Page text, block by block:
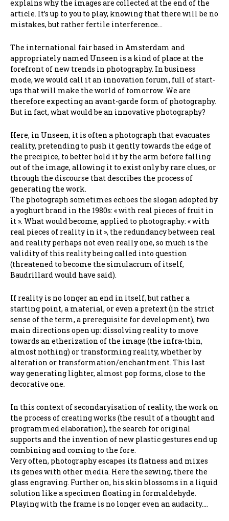
explains why the images are collected at the end of the
article. It’s up to you to play, knowing that there will be no
mistakes, but rather fertile interference…
The international fair based in Amsterdam and
appropriately named Unseen is a kind of place at the
forefront of new trends in photography. In business
mode, we would call it an innovation forum, full of start-
ups that will make the world of tomorrow. We are
therefore expecting an avant-garde form of photography.
But in fact, what would be an innovative photography?
Here, in Unseen, it is often a photograph that evacuates
reality, pretending to push it gently towards the edge of
the precipice, to better hold it by the arm before falling
out of the image, allowing it to exist only by rare clues, or
through the discourse that describes the process of
generating the work.
The photograph sometimes echoes the slogan adopted by
a yoghurt brand in the 1980s: « with real pieces of fruit in
it ». What would become, applied to photography: « with
real pieces of reality in it », the redundancy between real
and reality perhaps not even really one, so much is the
validity of this reality being called into question
(threatened to become the simulacrum of itself,
Baudrillard would have said).
If reality is no longer an end in itself, but rather a
starting point, a material, or even a pretext (in the strict
sense of the term, a prerequisite for development), two
main directions open up: dissolving reality to move
towards an etherization of the image (the infra-thin,
almost nothing) or transforming reality, whether by
alteration or transformation/enchantment. This last
way generating lighter, almost pop forms, close to the
decorative one.
In this context of secondaryisation of reality, the work on
the process of creating works (the result of a thought and
programmed elaboration), the search for original
supports and the invention of new plastic gestures end up
combining and coming to the fore.
Very often, photography escapes its flatness and mixes
its genes with other media. Here the sewing, there the
glass engraving. Further on, his skin blossoms in a liquid
solution like a specimen floating in formaldehyde.
Playing with the frame is no longer even an audacity….